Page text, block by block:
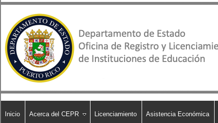
Inicio Acerca del CEPR Licenciamiento Asistencia Económica